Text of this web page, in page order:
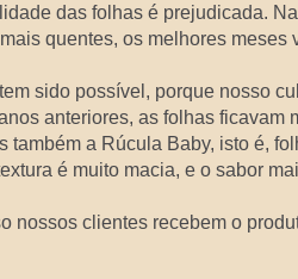
das folhas é prejudicada.
quentes, os melhores meses
sido possível, porque nosso
anteriores, as folhas ficavam
também a Rúcula Baby, isto é,
é muito macia, e o sabor
nossos clientes recebem o